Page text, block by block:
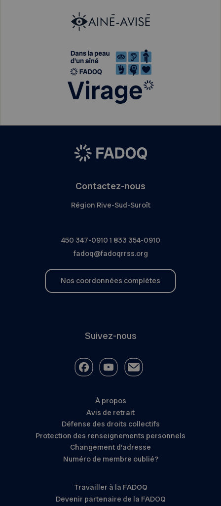
Contactez-nous
Région Rive-Sud-Suroît
450 347-0910 1 833 354-0910
fadoq@fadoqrrss.org
Nos coordonnées complètes
Suivez-nous
À propos
Avis de retrait
Défense des droits collectifs
Protection des renseignements personnels
Changement d’adresse
Numéro de membre oublié?
Travailler à la FADOQ
Devenir partenaire de la FADOQ